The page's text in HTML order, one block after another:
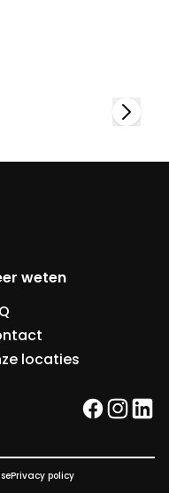
weten
locaties
facebook
Privacy policy